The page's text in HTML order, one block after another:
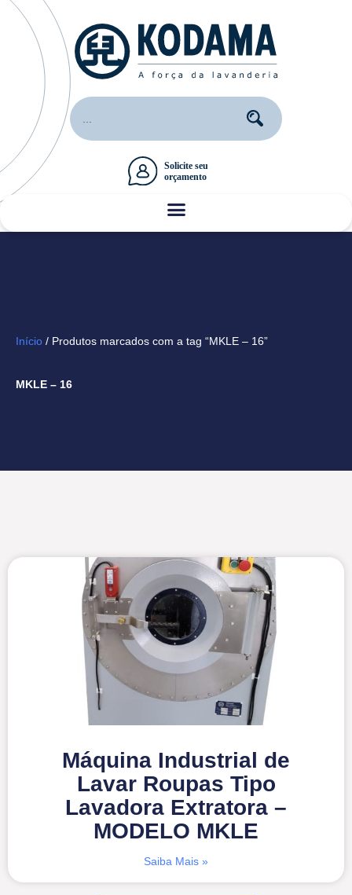
Início / Produtos marcados com a tag “MKLE – 16”
MKLE – 16
Máquina Industrial de
Lavar Roupas Tipo
Lavadora Extratora –
MODELO MKLE
Saiba Mais »